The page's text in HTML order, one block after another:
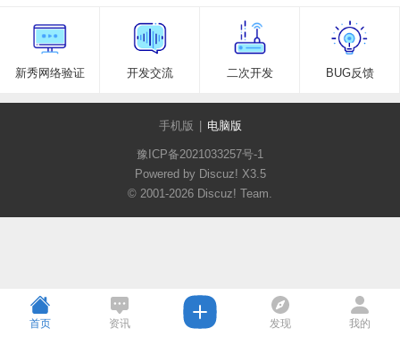
新秀网络验证 开发交流 二次开发 BUG反馈
手机版 电脑版
豫ICP备2021033257号-1
Powered by Discuz! X3.5
© 2001-2026 Discuz! Team.
首页 资讯 发现 我的